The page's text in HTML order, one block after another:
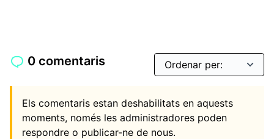
0 comentaris
Els comentaris estan deshabilitats en aquests
moments, només les administradores poden
respondre o publicar-ne de nous.